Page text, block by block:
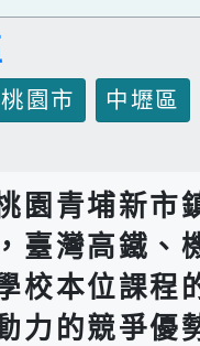
桃園市
中壢區
園青埔新市
臺灣高鐵、
校本位課程
力的競爭優